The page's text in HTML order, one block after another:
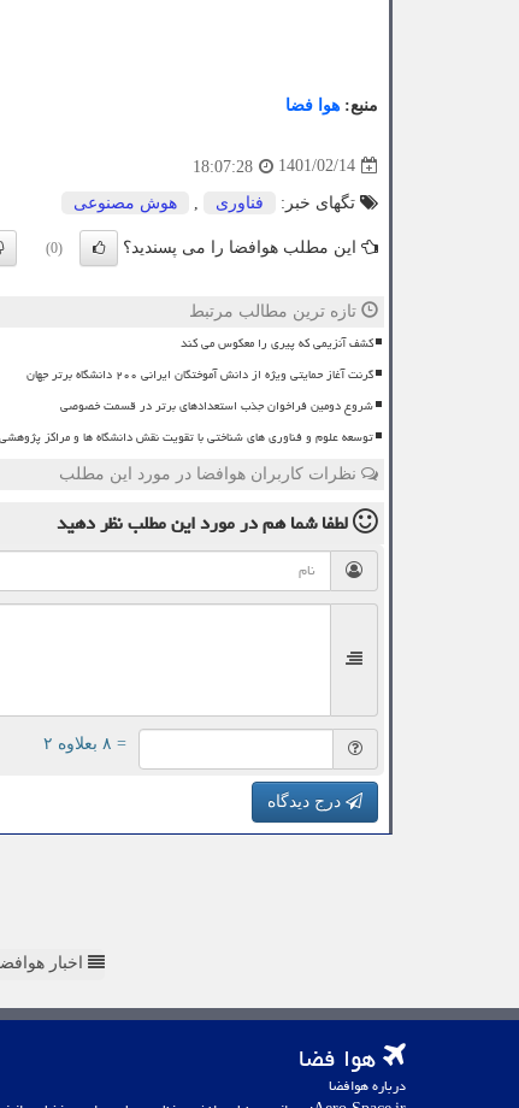
منبع: هوا فضا
1401/02/14
18:07:28
تگهای خبر: فناوری هوش مصنوعی
این مطلب هوافضا را می پسندید؟ (0)
تازه ترین مطالب مرتبط
کشف آنزیمی که پیری را معکوس می کند
گرنت آغاز حمایتی ویژه از دانش آموختگان ایرانی ۲۰۰ دانشگاه برتر جهان
شروع دومین فراخوان جذب استعدادهای برتر در قسمت خصوصی
توسعه علوم و فناوری های شناختی با تقویت نقش دانشگاه ها و مراکز پژوهشی
نظرات کاربران هوافضا در مورد این مطلب
لطفا شما همدر مورد این مطلبنظر دهید
= ۸ بعلاوه ۲
درج دیدگاه
اخبار
هوا فضا
درباره هوافضا